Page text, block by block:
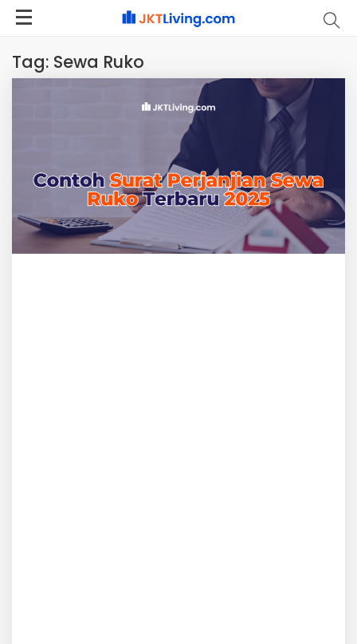
Tag: Sewa Ruko